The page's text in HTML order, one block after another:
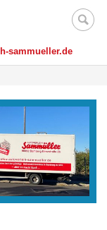
sammueller.de